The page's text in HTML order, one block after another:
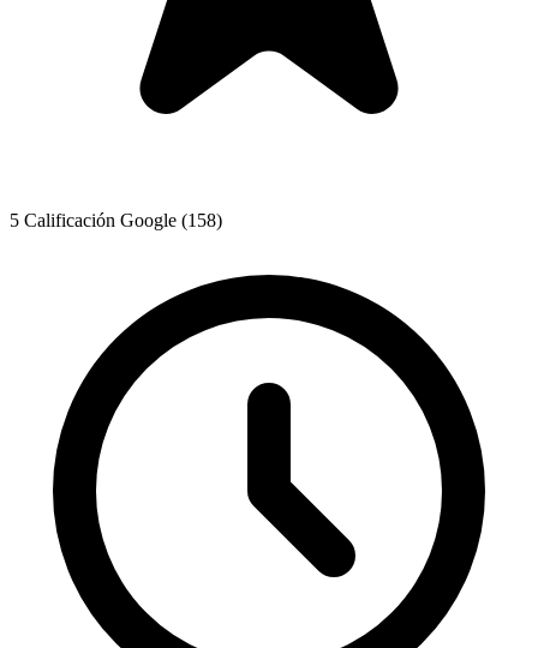
5 Calificación Google (158)